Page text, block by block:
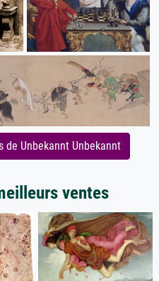
de Unbekannt Unbekannt
ventes